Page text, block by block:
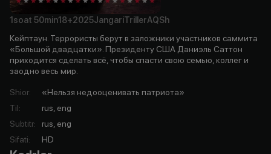
1soat 50min18+2025JangariTrillerAQSh
Кейптаун. Террористы берут в заложники участников саммита
«Большой двадцатки». Президенту США Даниэль Саттон
приходится сделать всё, чтобы спасти свою семью, коллег и
заодно весь мир.
Shior:
«Нельзя недооценивать патриота»
Til:
rus, eng
Subtitr:
rus, eng
Sifati: HD